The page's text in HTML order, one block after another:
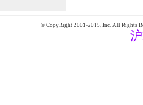
© CopyRight 2001-2015, Inc. All Rights